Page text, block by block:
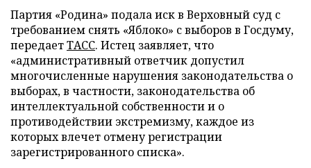
Партия «Родина» подала иск в Верховный суд с
требованием снять «Яблоко» с выборов в Госдуму,
передаетТАСС. Истец заявляет, что
«административный ответчик допустил
многочисленные нарушения законодательства о
выборах, в частности, законодательства об
интеллектуальной собственности и о
противодействии экстремизму, каждое из
которых влечет отмену регистрации
зарегистрированного списка».